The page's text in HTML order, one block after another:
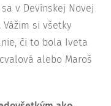
v Devínskej Novej
si všetky
či to bola Iveta
alebo Maroš